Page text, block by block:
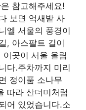
참고해주세요!
보면 억새밭 사
엘 서울의 풍경이
, 아스팔트 길이
곳이 서울 올림
다.주차까지 미리
정이품 소나무
따라 산더미처럼
어 있었습니다.소